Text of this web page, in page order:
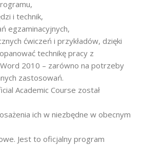
i technik,
egzaminacyjnych,
ćwiczeń i przykładów, dzięki
technikę pracy z
2010 – zarówno na potrzeby
zastosowań.
Academic Course został
ich w niezbędne w obecnym
Jest to oficjalny program